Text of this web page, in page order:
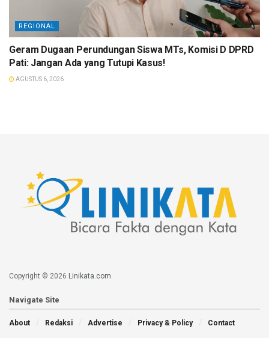
REGIONAL
Geram Dugaan Perundungan Siswa MTs, Komisi D DPRD
Pati: Jangan Ada yang Tutupi Kasus!
AGUSTUS 6, 2026
Copyright © 2026 Linikata.com
Navigate Site
About Redaksi Advertise Privacy & Policy Contact